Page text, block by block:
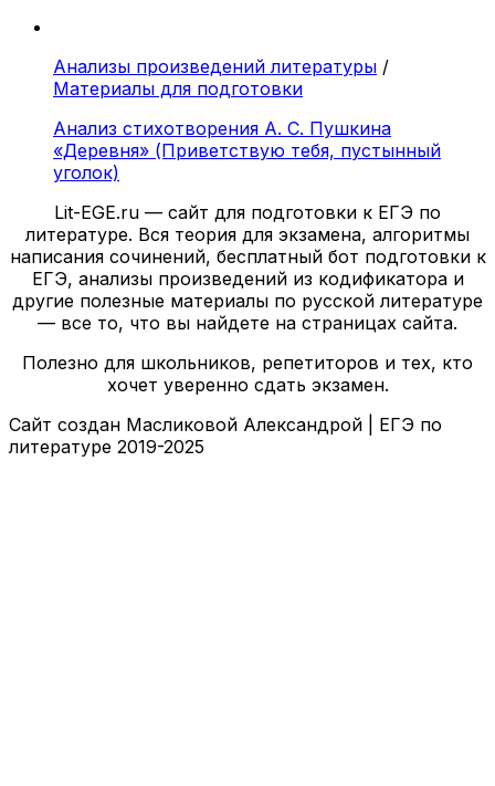
Анализы произведений литературы /
Материалы для подготовки
Анализ стихотворения А. С. Пушкина
«Деревня» (Приветствую тебя, пустынный
уголок)
Lit-EGE.ru — сайт для подготовки к ЕГЭ по
литературе. Вся теория для экзамена, алгоритмы
написания сочинений, бесплатный бот подготовки к
ЕГЭ, анализы произведений из кодификатора и
другие полезные материалы по русской литературе
— все то, что вы найдете на страницах сайта.
Полезно для школьников, репетиторов и тех, кто
хочет уверенно сдать экзамен.
Сайт создан Масликовой Александрой | ЕГЭ по
литературе 2019-2025